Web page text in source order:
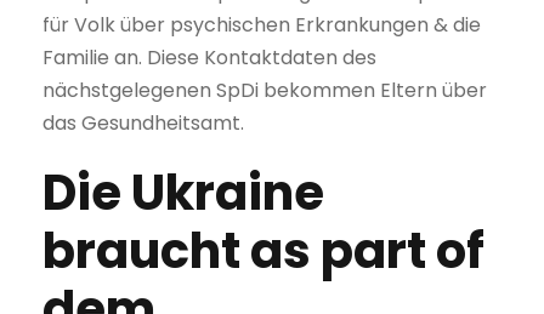
für Volk über psychischen Erkrankungen & die
Familie an. Diese Kontaktdaten des
nächstgelegenen SpDi bekommen Eltern über
das Gesundheitsamt.
Die Ukraine
braucht as part of